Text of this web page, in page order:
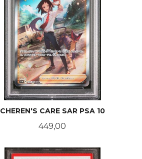
CHEREN'S CARE SAR PSA 10
Pris
449,00
KJØP